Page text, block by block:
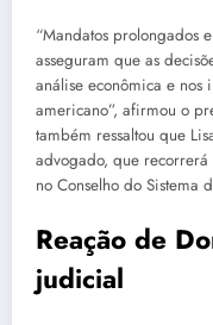
“Mandatos prolongados
asseguram que as
análise econômica e nos
americano”, afirmou o
também ressaltou que
advogado, que recorrerá
no Conselho do Sistema
Reação de
judicial